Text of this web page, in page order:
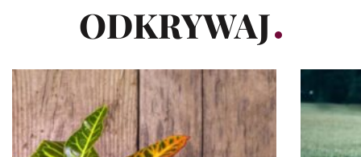
ODKRYWAJ